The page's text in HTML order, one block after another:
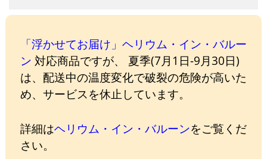
「浮かせてお届け」ヘリウム・イン・バルー
ン 対応商品ですが、 夏季(7月1日-9月30日)
は、配送中の温度変化で破裂の危険が高いた
め、サービスを休止しています。
詳細はヘリウム・イン・バルーンをご覧くだ
さい。